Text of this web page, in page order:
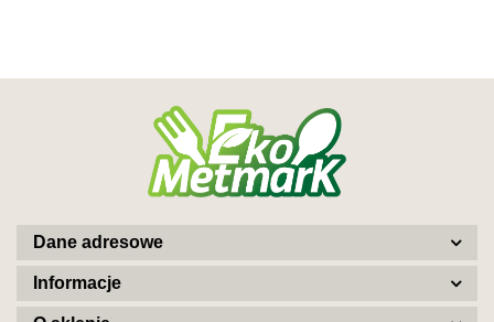
Dane adresowe
Informacje